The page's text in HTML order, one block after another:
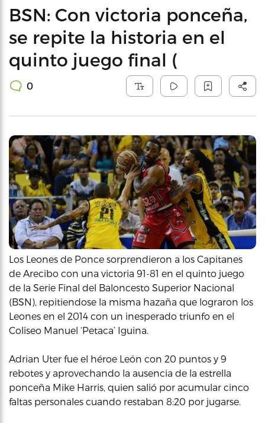
BSN: Con victoria ponceña,
se repite la historia en el
quinto juego final (
0
Los Leones de Ponce sorprendieron a los Capitanes
de Arecibo con una victoria 91-81 en el quinto juego
de la Serie Final del Baloncesto Superior Nacional
(BSN), repitiendose la misma hazaña que lograron los
Leones en el 2014 con un inesperado triunfo en el
Coliseo Manuel ‘Petaca’ Iguina.
Adrian Uter fue el héroe León con 20 puntos y 9
rebotes y aprovechando la ausencia de la estrella
ponceña Mike Harris, quien salió por acumular cinco
faltas personales cuando restaban 8:20 por jugarse.